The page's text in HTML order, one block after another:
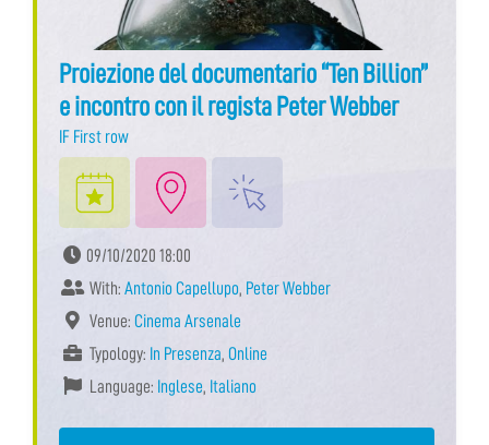
Proiezione del documentario “Ten Billion”
e incontro con il regista Peter Webber
IF First row
09/10/2020 18:00
With: Antonio Capellupo, Peter Webber
Venue: Cinema Arsenale
Typology: In Presenza, Online
Language: Inglese, Italiano